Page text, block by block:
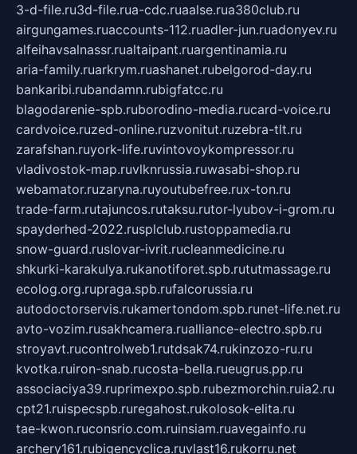
3-d-file.ru3d-file.rua-cdc.ruaalse.rua380club.ru
airgungames.ruaccounts-112.ruadler-jun.ruadonyev.ru
alfeihavsalnassr.rualtaipant.ruargentinamia.ru
aria-family.ruarkrym.ruashanet.rubelgorod-day.ru
bankaribi.rubandamn.rubigfatcc.ru
blagodarenie-spb.ruborodino-media.rucard-voice.ru
cardvoice.ruzed-online.ruzvonitut.ruzebra-tlt.ru
zarafshan.ruyork-life.ruvintovoykompressor.ru
vladivostok-map.ruvlknrussia.ruwasabi-shop.ru
webamator.ruzaryna.ruyoutubefree.rux-ton.ru
trade-farm.rutajuncos.rutaksu.rutor-lyubov-i-grom.ru
spayderhed-2022.rusplclub.rustoppamedia.ru
snow-guard.ruslovar-ivrit.rucleanmedicine.ru
shkurki-karakulya.rukanotiforet.spb.rututmassage.ru
ecolog.org.rupraga.spb.rufalcorussia.ru
autodoctorservis.rukamertondom.spb.runet-life.net.ru
avto-vozim.rusakhcamera.rualliance-electro.spb.ru
stroyavt.rucontrolweb1.rutdsak74.rukinzozo-ru.ru
kvotka.ruiron-snab.rucosta-bella.rueugrus.pp.ru
associaciya39.ruprimexpo.spb.rubezmorchin.ruia2.ru
cpt21.ruispecspb.ruregahost.rukolosok-elita.ru
tae-kwon.ruconsrio.com.ruinsiam.ruavegainfo.ru
archery161.rubigencyclica.ruvlast16.rukorru.net